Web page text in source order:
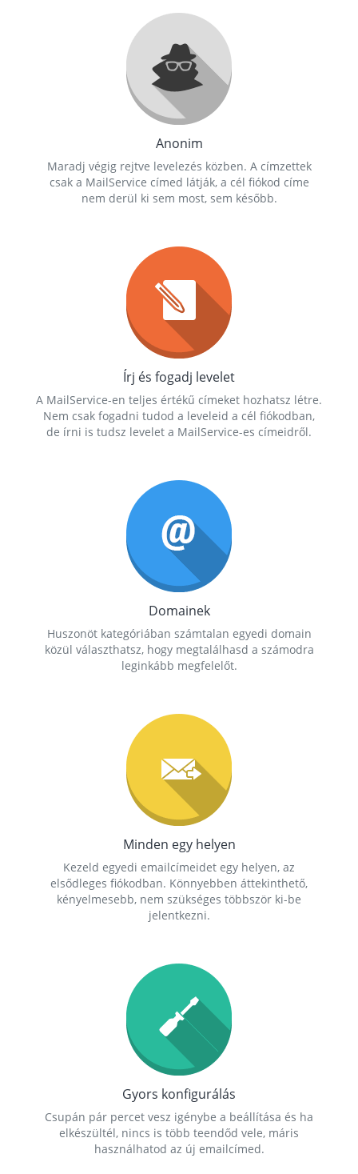
Anonim
Maradj végig rejtve levelezés közben. A címzettek
csak a MailService címed látják, a cél fiókod címe
nem derül ki sem most, sem később.
Írj és fogadj levelet
A MailService-en teljes értékű címeket hozhatsz létre.
Nem csak fogadni tudod a leveleid a cél fiókodban,
de írni is tudsz levelet a MailService-es címeidről.
Domainek
Huszonöt kategóriában számtalan egyedi domain
közül választhatsz, hogy megtalálhasd a számodra
leginkább megfelelőt.
Minden egy helyen
Kezeld egyedi emailcímeidet egy helyen, az
elsődleges fiókodban. Könnyebben áttekinthető,
kényelmesebb, nem szükséges többször ki-be
jelentkezni.
Gyors konfigurálás
Csupán pár percet vesz igénybe a beállítása és ha
elkészültél, nincs is több teendőd vele, máris
használhatod az új emailcímed.